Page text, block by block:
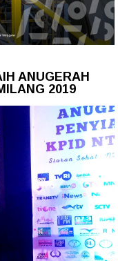
ANUGERAH
2019